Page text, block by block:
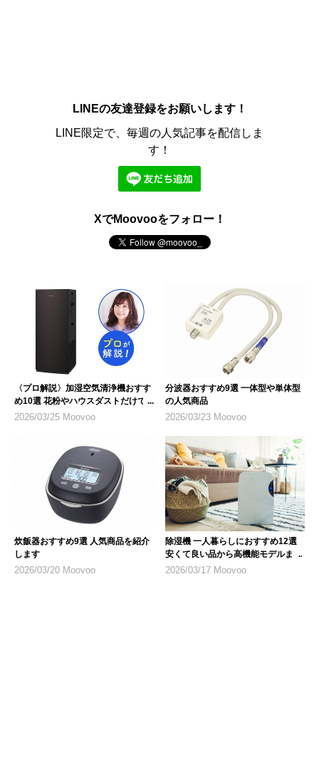
LINEの友達登録をお願いします！
LINE限定で、毎週の人気記事を配信しま
す！
XでMoovooをフォロー！
〈プロ解説〉加湿空気清浄機おすす
め10選 花粉やハウスダストだけで
なく乾燥対策にも
2026/03/25 Moovoo
分波器おすすめ9選 一体型や単体型
の人気商品
2026/03/23 Moovoo
炊飯器おすすめ9選 人気商品を紹介
します
2026/03/20 Moovoo
除湿機 一人暮らしにおすすめ12選
安くて良い品から高機能モデルまで
2026/03/17 Moovoo